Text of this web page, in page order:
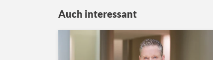
Auch interessant